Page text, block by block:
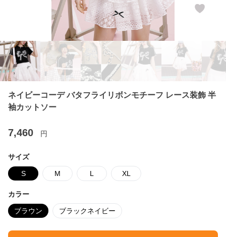
ネイビーコーデ バタフライリボンモチーフ レース装飾 半
袖カットソー
7,460 円
サイズ
S M L XL
カラー
ブラウン ブラックネイビー